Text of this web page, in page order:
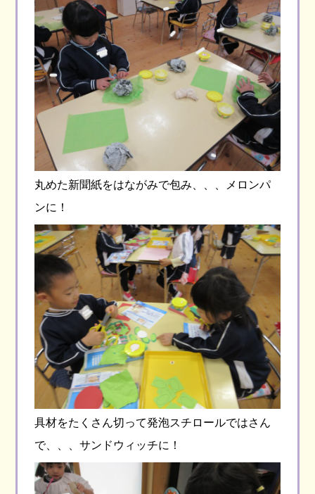
丸めた新聞紙をはながみで包み、、、メロンパ
ンに！
具材をたくさん切って発泡スチロールではさん
で、、、サンドウィッチに！